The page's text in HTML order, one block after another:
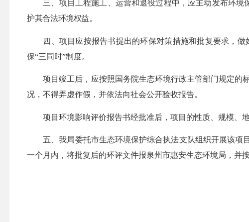
三、项目工程施工 运营和退役过程中， 应主动发布环境
护其合法环境权益。
四、项目应按报告书提出的环保对策措施和批复要求，
保“三同时”制度。
项目竣工后，应按照国务院生态环境行政主管部门规定的
况，不得弄虚作假，并依法向社会公开验收报告。
项目环境影响评价报告书经批准后，项目的性质、规模、
五、我局委托市生态环境保护综合执法支队组织开展该项
一个月内，将批复后的环评文件报泉州市惠安生态环境局，并